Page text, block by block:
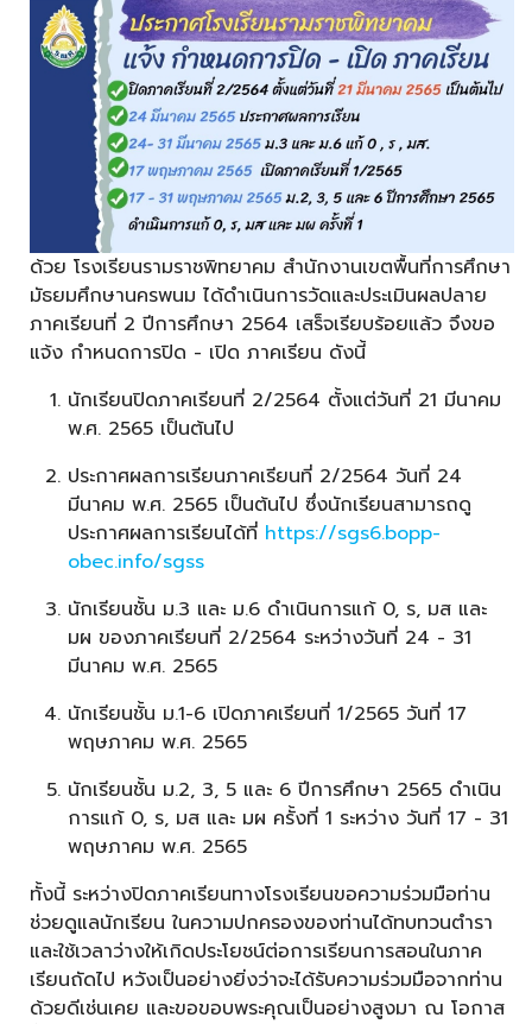
ด้วย โรงเรียนรามราชพิทยาคม สํานักงานเขตพื้นที่การศึกษา
มัธยมศึกษานครพนม ได้ดําเนินการวัดและประเมินผลปลาย
ภาคเรียนที่ 2 ปีการศึกษา 2564 เสร็จเรียบร้อยแล้ว จึงขอ
แจ้ง กําหนดการปิด - เปิด ภาคเรียน ดังนี้
นักเรียนปิดภาคเรียนที่ 2/2564 ตั้งแต่วันที่ 21 มีนาคม
พ.ศ. 2565 เป็นต้นไป
ประกาศผลการเรียนภาคเรียนที่ 2/2564 วันที่ 24
มีนาคม พ.ศ. 2565 เป็นต้นไป ซึ่งนักเรียนสามารถดู
ประกาศผลการเรียนได้ที่ https://sgs6.bopp-
obec.info/sgss
นักเรียนชั้น ม.3 และ ม.6 ดําเนินการแก้ 0, ร, มส และ
มผ ของภาคเรียนที่ 2/2564 ระหว่างวันที่ 24 - 31
มีนาคม พ.ศ. 2565
นักเรียนชั้น ม.1-6 เปิดภาคเรียนที่ 1/2565 วันที่ 17
พฤษภาคม พ.ศ. 2565
นักเรียนชั้น ม.2, 3, 5 และ 6 ปีการศึกษา 2565 ดําเนิน
การแก้ 0, ร, มส และ มผ ครั้งที่ 1 ระหว่าง วันที่ 17 - 31
พฤษภาคม พ.ศ. 2565
ทั้งนี้ ระหว่างปิดภาคเรียนทางโรงเรียนขอความร่วมมือท่าน
ช่วยดูแลนักเรียน ในความปกครองของท่านได้ทบทวนตํารา
และใช้เวลาว่างให้เกิดประโยชน์ต่อการเรียนการสอนในภาค
เรียนถัดไป หวังเป็นอย่างยิ่งว่าจะได้รับความร่วมมือจากท่าน
ด้วยดีเช่นเคย และขอขอบพระคุณเป็นอย่างสูงมา ณ โอกาส